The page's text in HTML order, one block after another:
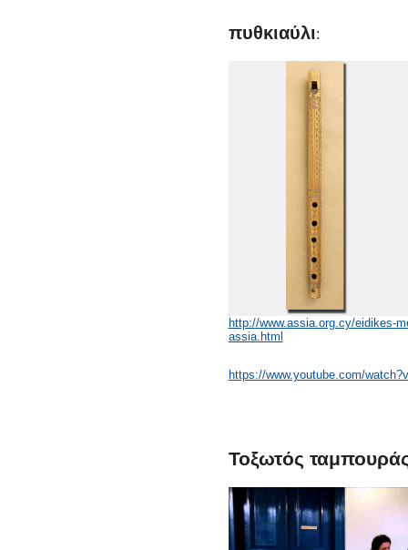
πυθκιαύλι:
http://www.assia.org.cy/eidikes-
assia.html
https://www.youtube.com/
Τοξωτός